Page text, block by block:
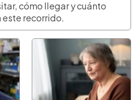
cómo llegar y cuánto
recorrido.